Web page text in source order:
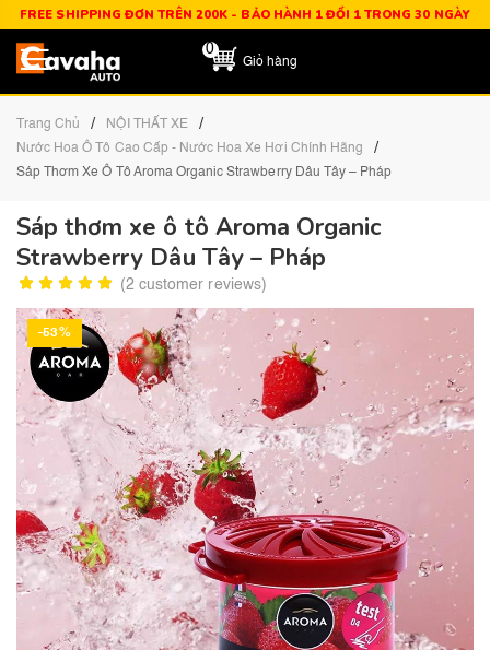
FREE SHIPPING ĐƠN TRÊN 200K - BẢO HÀNH 1 ĐỔI 1 TRONG 30 NGÀY
0
Giỏ hàng
Trang Chủ / NỘI THẤT XE /
Nước Hoa Ô Tô Cao Cấp - Nước Hoa Xe Hơi Chính Hãng /
Sáp Thơm Xe Ô Tô Aroma Organic Strawberry Dâu Tây – Pháp
Sáp thơm xe ô tô Aroma Organic
Strawberry Dâu Tây – Pháp
(2 customer reviews)
-53%